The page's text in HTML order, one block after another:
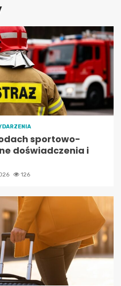
sportowo-
doświadczenia i
126